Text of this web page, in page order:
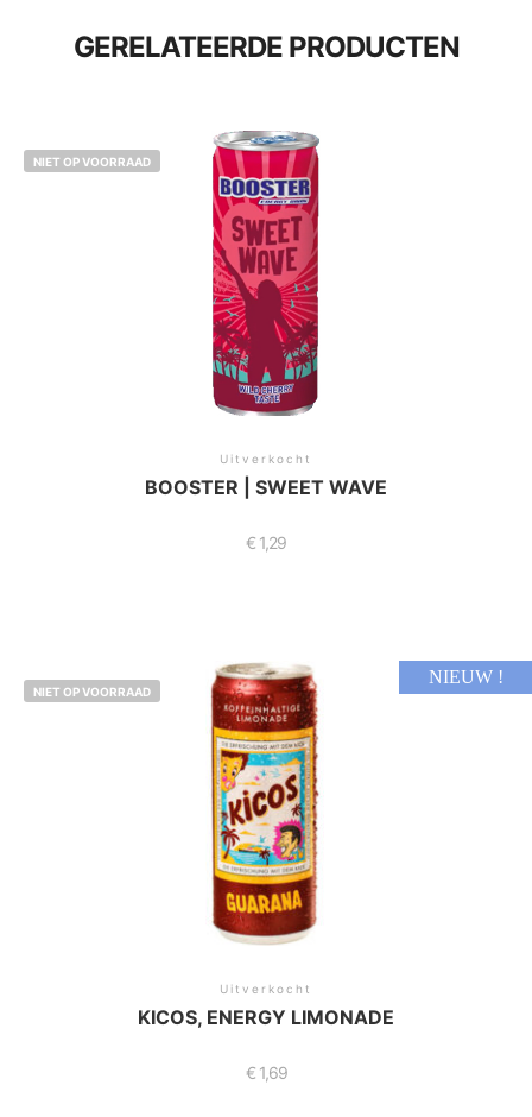
GERELATEERDE PRODUCTEN
NIET OP VOORRAAD
Uitverkocht
BOOSTER | SWEET WAVE
€ 1,29
NIEUW !
NIET OP VOORRAAD
Uitverkocht
KICOS, ENERGY LIMONADE
€1,69